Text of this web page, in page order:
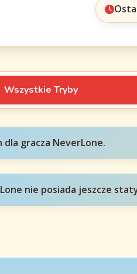
Wszystkie Tryby
dla gracza NeverLone.
nie posiada jeszcze